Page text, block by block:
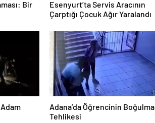
Bir
Esenyurt’ta Servis Aracının
Çarptığı Çocuk Ağır Yaralandı
Adana’da Öğrencinin Boğulma
Tehlikesi